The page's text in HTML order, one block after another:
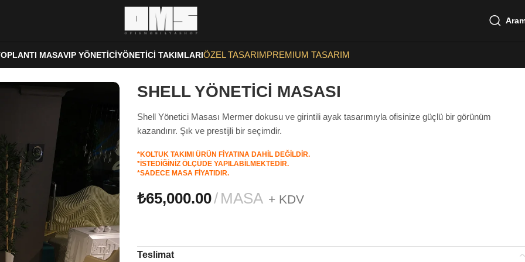
MASAVIP YÖNETİCİYÖNETİCİ TAKIMLARIÖZEL TASARIMPREMIUM TASARIM
SHELL YÖNETİCİ MASASI
Shell Yönetici Masası Mermer dokusu ve girintili ayak tasarımıyla ofisinize güçlü bir görünüm
kazandırır. Şık ve prestijli bir seçimdir.
*KOLTUK TAKIMI ÜRÜN FİYATINA DAHİL DEĞİLDİR.
*İSTEDİĞİNİZ ÖLÇÜDE YAPILABİLMEKTEDİR.
*SADECE MASA FİYATIDIR.
₺65,000.00 MASA + KDV
Teslimat